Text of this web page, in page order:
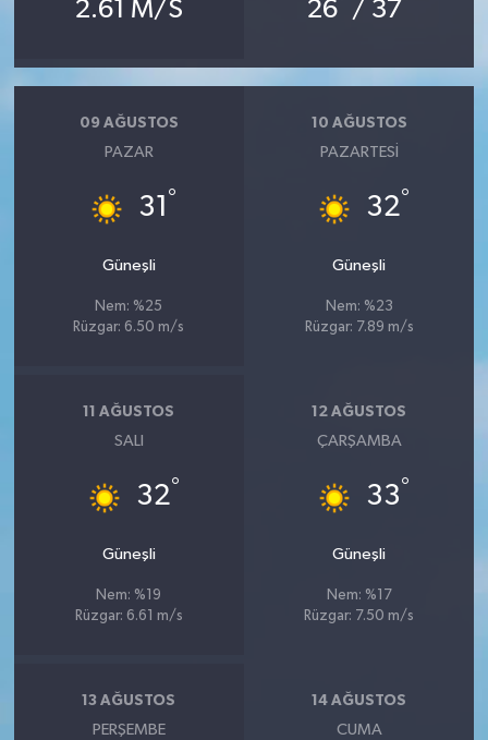
2.61 M/S 26 / 37
09 AĞUSTOS
PAZAR
31 °
Güneşli
Nem: %25
Rüzgar: 6.50 m/s
10 AĞUSTOS
PAZARTESI
32°
Güneşli
Nem: %23
Rüzgar: 7.89 m/s
11 AĞUSTOS
SALI
32°
Güneşli
Nem: %19
Rüzgar: 6.61 m/s
12 AĞUSTOS
ÇARŞAMBA
33°
Güneşli
Nem: %17
Rüzgar: 7.50 m/s
13 AĞUSTOS
PERŞEMBE
14 AĞUSTOS
CUMA